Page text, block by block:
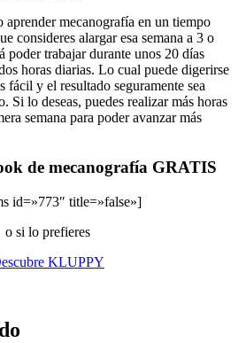
aprender mecanografía en un tiempo
consideres alargar esa semana a 3 o
poder trabajar durante unos 20 días
horas diarias. Lo cual puede digerirse
fácil y el resultado seguramente sea
Si lo deseas, puedes realizar más horas
semana para poder avanzar más
de mecanografía GRATIS
id=»773″ title=»false»]
o si lo prefieres
KLUPPY